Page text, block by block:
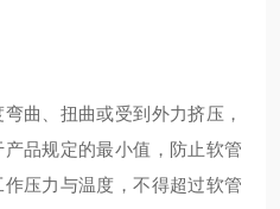
曲、扭曲或受到外力挤压，
品规定的最小值，防止软管
压力与温度，不得超过软管